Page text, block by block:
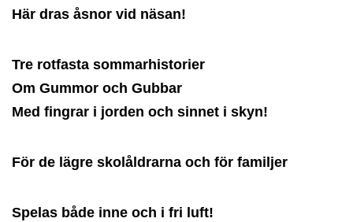
Här dras åsnor vid näsan!
Tre rotfasta sommarhistorier
Om Gummor och Gubbar
Med fingrar i jorden och sinnet i skyn!
För de lägre skolåldrarna och för familjer
Spelas både inne och i fri luft!